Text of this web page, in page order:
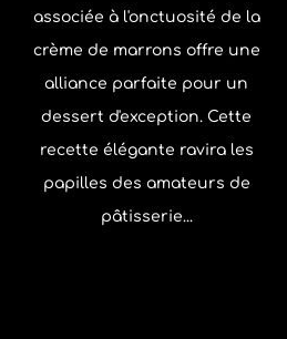
associée à l'onctuosité de la
crème de marrons offre une
alliance parfaite pour un
dessert d'exception. Cette
recette élégante ravira les
papilles des amateurs de
pâtisserie...